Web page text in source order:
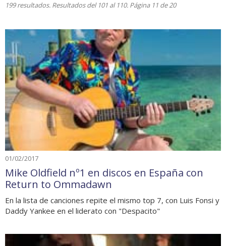
199 resultados. Resultados del 101 al 110. Página 11 de 20
01/02/2017
Mike Oldfield nº1 en discos en España con
Return to Ommadawn
En la lista de canciones repite el mismo top 7, con Luis Fonsi y
Daddy Yankee en el liderato con "Despacito"